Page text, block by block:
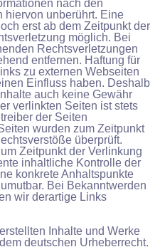
nach den
hiervon unberührt. Eine
erst ab dem Zeitpunkt der
möglich. Bei
Rechtsverletzungen
entfernen. Haftung für
zu externen Webseiten
Einfluss haben. Deshalb
auch keine Gewähr
verlinkten Seiten ist stets
der Seiten
wurden zum Zeitpunkt
überprüft.
Zeitpunkt der Verlinkung
inhaltliche Kontrolle der
konkrete Anhaltspunkte
Bei Bekanntwerden
wir derartige Links
Inhalte und Werke
deutschen Urheberrecht.